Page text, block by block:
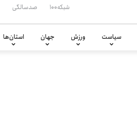
شبکه۱۰۰ صدسالگی
سیاست ورزش جهان استان‌ها